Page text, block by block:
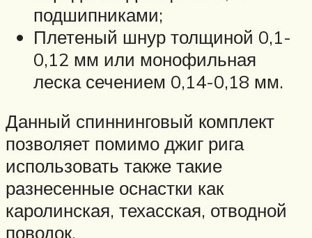
подшипниками;
Плетеный шнур толщиной 0,1-
0,12 мм или монофильная
леска сечением 0,14-0,18 мм.
Данный спиннинговый комплект
позволяет помимо джиг рига
использовать также такие
разнесенные оснастки как
каролинская, техасская, отводной
поводок.